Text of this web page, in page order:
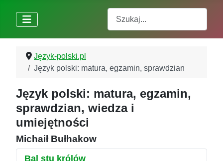
Język-polski.pl
Język polski: matura, egzamin, sprawdzian
Język polski: matura, egzamin,
sprawdzian, wiedza i
umiejętności
Michaił Bułhakow
Bal stu królów